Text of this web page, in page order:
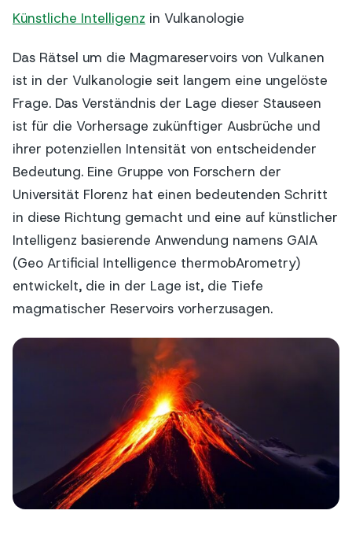
Künstliche Intelligenz in Vulkanologie
Das Rätsel um die Magmareservoirs von Vulkanen
ist in der Vulkanologie seit langem eine ungelöste
Frage. Das Verständnis der Lage dieser Stauseen
ist für die Vorhersage zukünftiger Ausbrüche und
ihrer potenziellen Intensität von entscheidender
Bedeutung. Eine Gruppe von Forschern der
Universität Florenz hat einen bedeutenden Schritt
in diese Richtung gemacht und eine auf künstlicher
Intelligenz basierende Anwendung namens GAIA
(Geo Artificial Intelligence thermobArometry)
entwickelt, die in der Lage ist, die Tiefe
magmatischer Reservoirs vorherzusagen.